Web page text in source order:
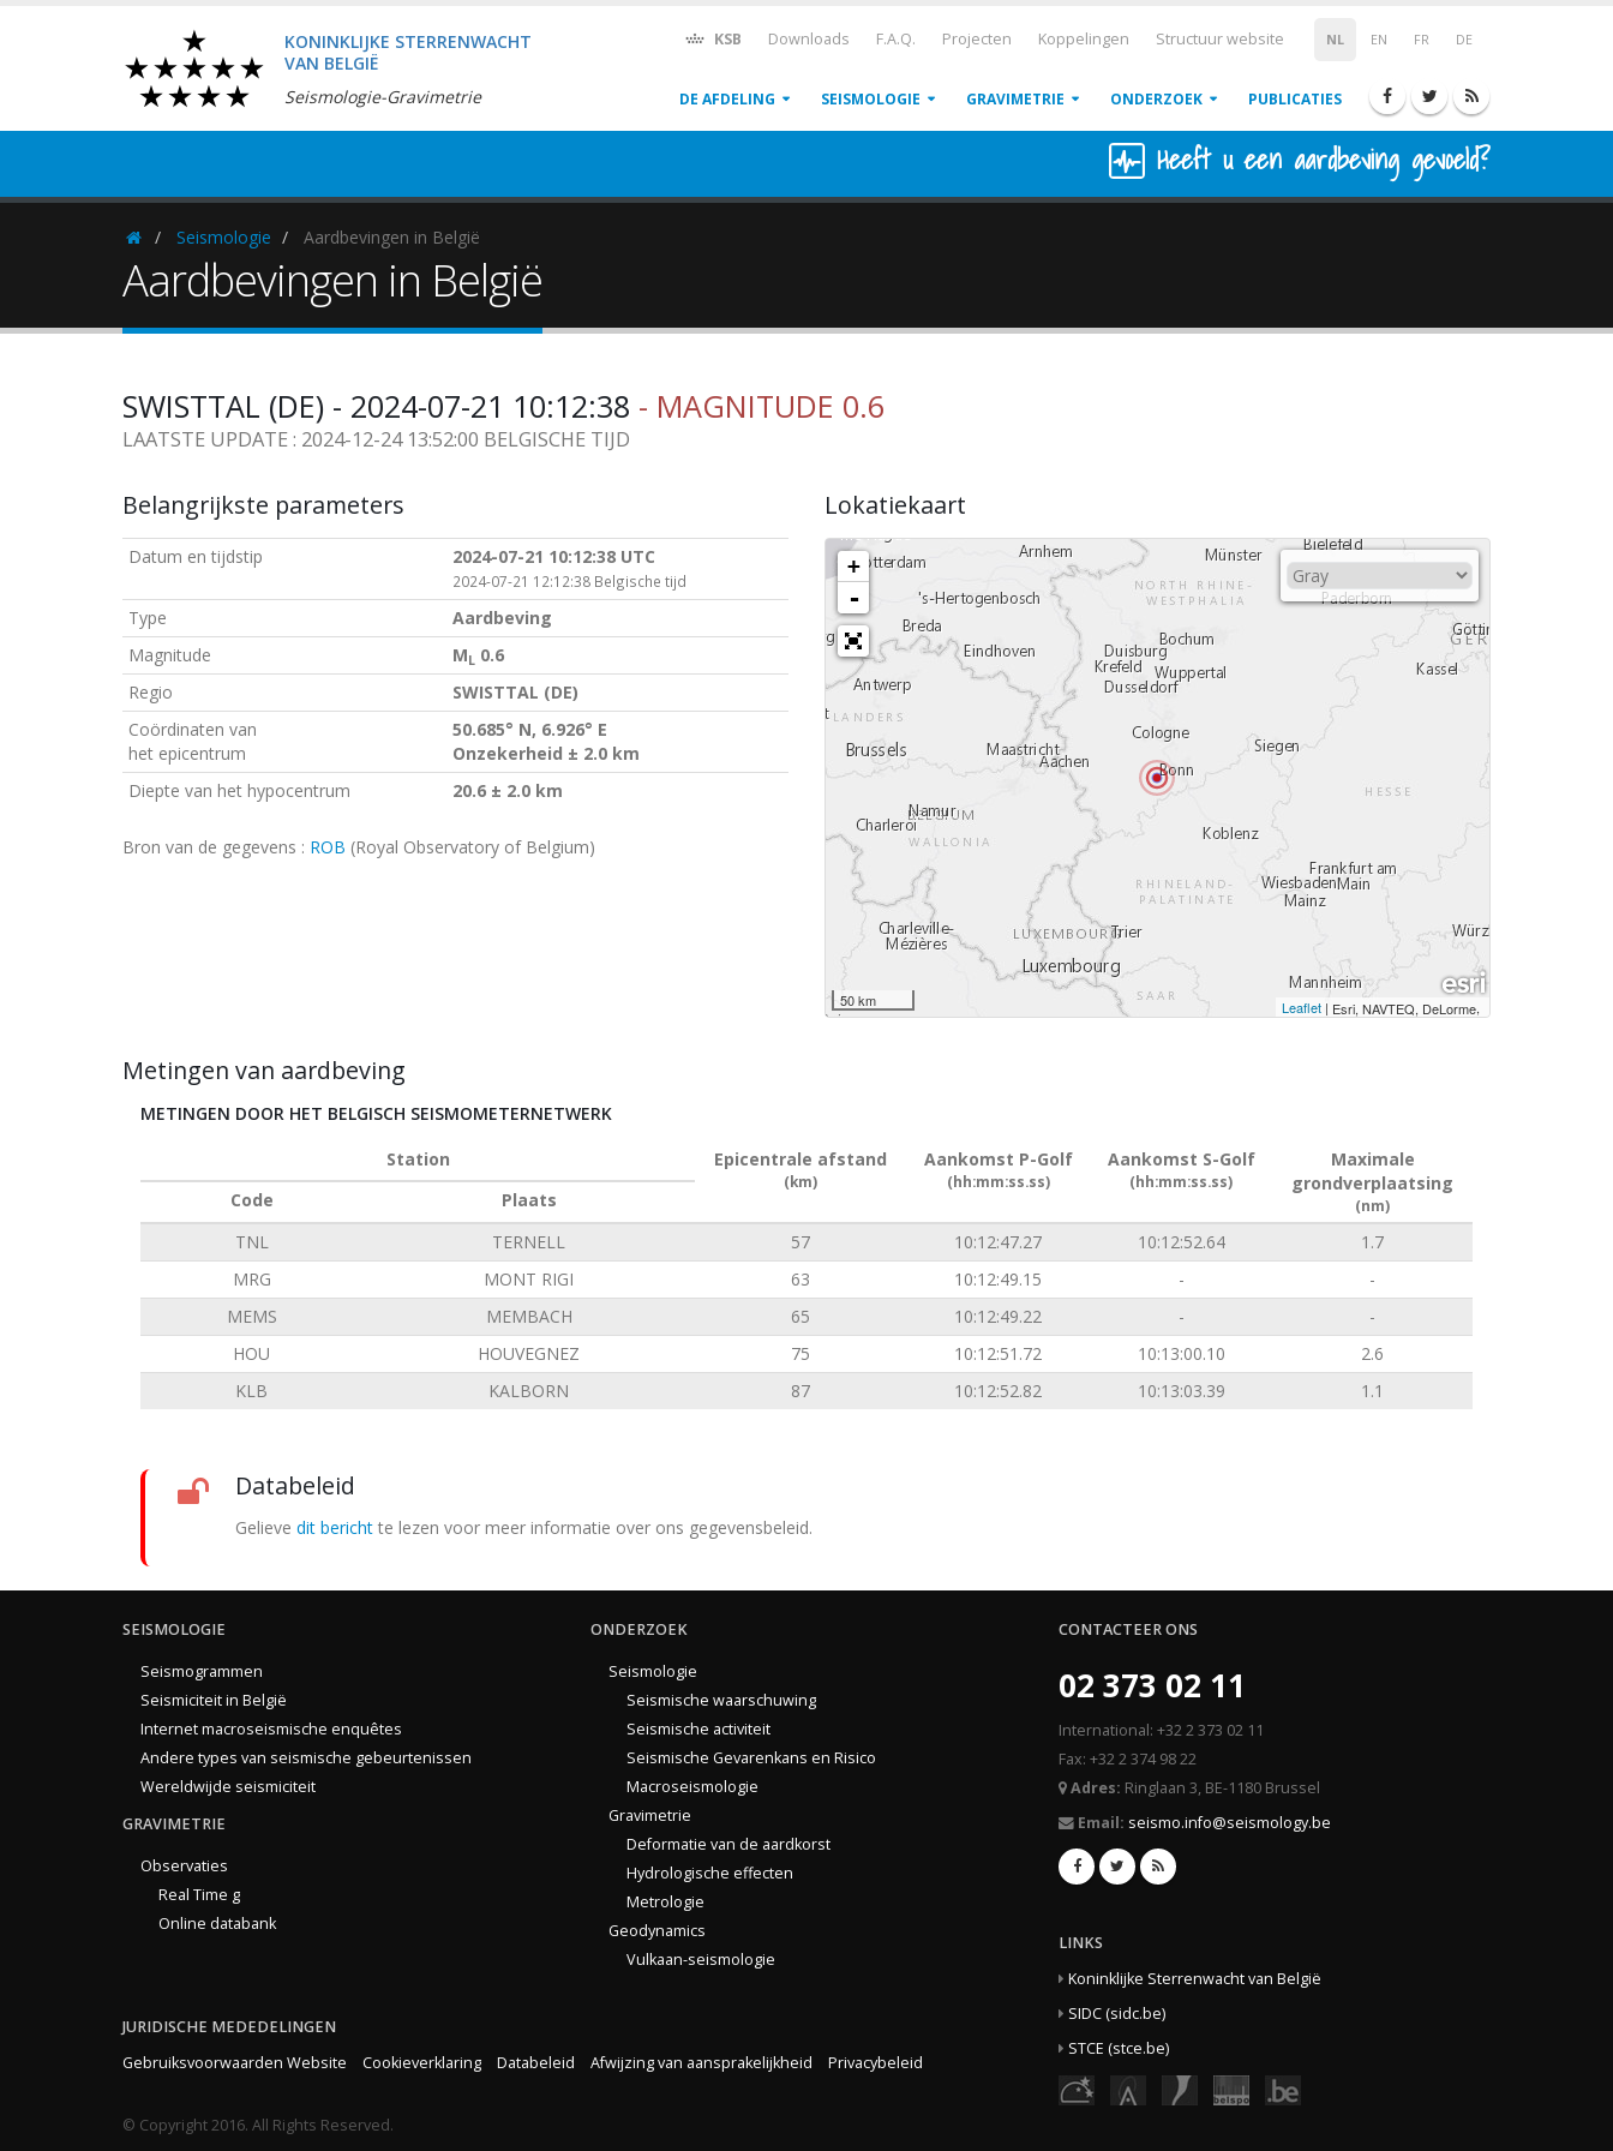
KONINKLIJKE STERRENWACHT
VAN BELGIË
Seismologie-Gravimetrie
NL EN FR DE
KSB Downloads F.A.Q. Projecten Koppelingen Structuur website
DE AFDELING SEISMOLOGIE GRAVIMETRIE ONDERZOEK PUBLICATIES
Heeft u een aardbeving gevoeld?
HomepageSeismologie Aardbevingen in België
Aardbevingen in België
SWISTTAL (DE) - 2024-07-21 10:12:38 - MAGNITUDE 0.6
LAATSTE UPDATE : 2024-12-24 13:52:00 BELGISCHE TIJD
Belangrijkste parameters
Datum en tijdstip 2024-07-21 10:12:38 UTC
2024-07-21 12:12:38 Belgische tijd
Type
Aardbeving
Magnitude
ML 0.6
Regio
SWISTTAL (DE)
Coördinaten van
het epicentrum
50.685° N, 6.926° E
Onzekerheid ± 2.0 km
Diepte van het hypocentrum
20.6 ± 2.0 km
Bron van de gegevens : ROB (Royal Observatory of Belgium)
Lokatiekaart
+
-
50 km Leaflet | Esri, NAVTEQ, DeLorme,
Metingen van aardbeving
METINGEN DOOR HET BELGISCH SEISMOMETERNETWERK
Station
Epicentrale afstand
(km)
Aankomst P-Golf
(hh:mm:ss.ss)
Aankomst S-Golf
(hh:mm:ss.ss)
Maximale
grondverplaatsing
(nm)
Code
Plaats
TNL
TERNELL 57 10:12:47.27 10:12:52.64
1.7
MRG
MONT RIGI 63 10:12:49.15 -
-
MEMS
MEMBACH 65 10:12:49.22 -
-
HOU
HOUVEGNEZ 75 10:12:51.72 10:13:00.10
2.6
KLB
KALBORN 87 10:12:52.82 10:13:03.39 1.1
Databeleid
Gelieve dit bericht te lezen voor meer informatie over ons gegevensbeleid.
SEISMOLOGIE
Seismogrammen
Seismiciteit in België
Internet macroseismische enquêtes
Andere types van seismische gebeurtenissen
Wereldwijde seismiciteit
GRAVIMETRIE
Observaties
Real Time g
Online databank
ONDERZOEK
Seismologie
Seismische waarschuwing
Seismische activiteit
Seismische Gevarenkans en Risico
Macroseismologie
Gravimetrie
Deformatie van de aardkorst
Hydrologische effecten
Metrologie
Geodynamics
Vulkaan-seismologie
JURIDISCHE MEDEDELINGEN
Gebruiksvoorwaarden Website
Cookieverklaring Databeleid Afwijzing van aansprakelijkheid Privacybeleid
CONTACTEER ONS
02 373 02 11
International: +32 2 373 02 11
Fax: +32 2 374 98 22
Adres: Ringlaan 3, BE-1180 Brussel
Email: seismo.info@seismology.be
LINKS
Koninklijke Sterrenwacht van België
SIDC (sidc.be)
STCE (stce.be)
© Copyright 2016. All Rights Reserved.